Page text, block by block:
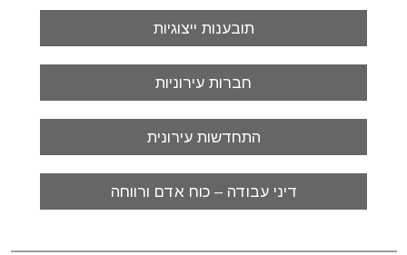
תובענות ייצוגיות
חברות עירוניות
התחדשות עירונית
דיני עבודה – כוח אדם ורווחה